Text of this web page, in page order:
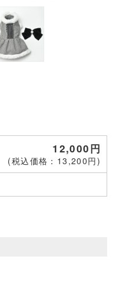
12,000円
(税込価格：13,200円)